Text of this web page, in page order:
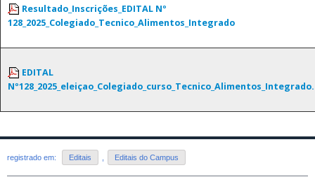
Resultado_Inscrições_EDITAL Nº
128_2025_Colegiado_Tecnico_Alimentos_Integrado
EDITAL
registrado em: Editais Editais do Campus